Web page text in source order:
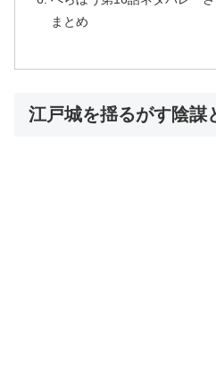
まとめ
江戸城を揺るがす陰謀